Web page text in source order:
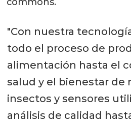
"Con nuestra
todo el proceso de
alimentación hasta el
salud y el bienestar de
insectos y sensores
análisis de calidad